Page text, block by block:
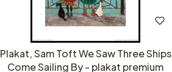
Plakat, Sam Toft We Saw Three Ships
Come Sailing By - plakat premium